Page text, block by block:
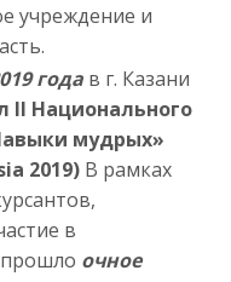
учреждение и
года в г. Казани
II Национального
мудрых»
2019) В рамках
в
очное